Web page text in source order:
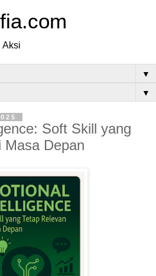
Aksi
▼
▼
Soft Skill yang
Masa Depan